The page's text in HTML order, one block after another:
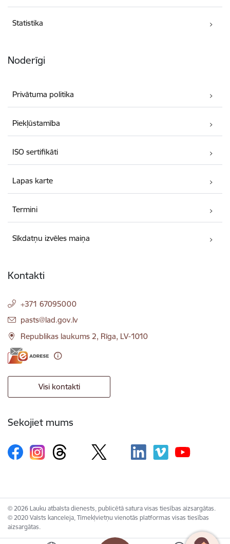
Statistika
Noderīgi
Privātuma politika
Piekļūstamība
ISO sertifikāti
Lapas karte
Termini
Sīkdatņu izvēles maiņa
Kontakti
+371 67095000
E-pasts:
pasts@lad.gov.lv
Republikas laukums 2, Rīga, LV-1010
Visi kontakti
Sekojiet mums
© 2026 Lauku atbalsta dienests, publicētā satura visas tiesības aizsargātas.
© 2020 Valsts kanceleja, Tīmekļvietņu vienotās platformas visas tiesības
aizsargātas.